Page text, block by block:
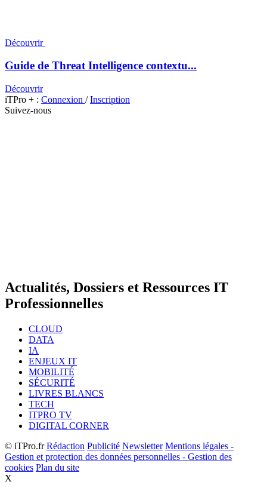
Découvrir
Guide de Threat Intelligence contextu...
Découvrir
iTPro + : Connexion /Inscription
Suivez-nous
Actualités, Dossiers et Ressources IT
Professionnelles
CLOUD
DATA
IA
ENJEUX IT
MOBILITÉ
SÉCURITÉ
LIVRES BLANCS
TECH
ITPRO TV
DIGITAL CORNER
© iTPro.frRédaction Publicité Newsletter Mentions légales -
Gestion et protection des données personnelles - Gestion des
cookies Plan du site
X